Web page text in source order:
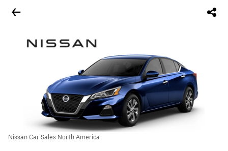
Nissan Car Sales North America